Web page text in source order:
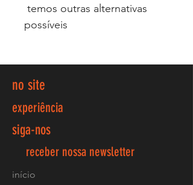
temos outras alternativas
possíveis
no site
experiência
siga-nos
receber nossa newsletter
início